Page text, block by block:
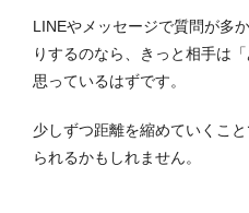
LINEやメッセージで質問が多
りするのなら、きっと相手は
思っているはずです。
少しずつ距離を縮めていくこ
られるかもしれません。